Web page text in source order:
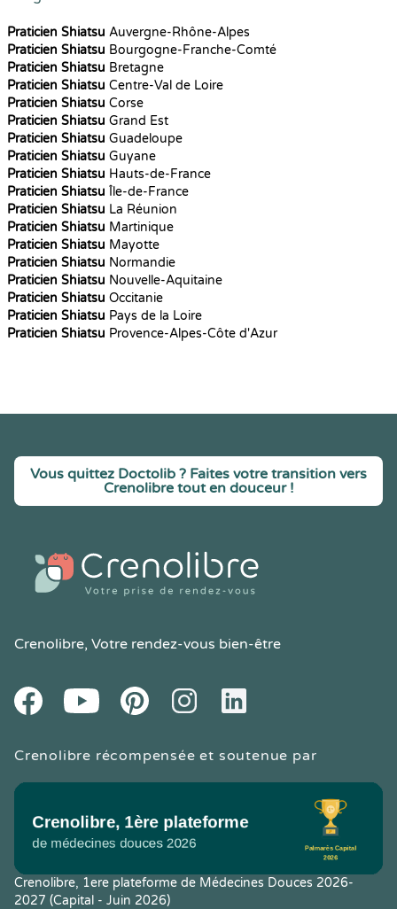
Praticien Shiatsu Auvergne-Rhône-Alpes
Praticien Shiatsu Bourgogne-Franche-Comté
Praticien Shiatsu Bretagne
Praticien Shiatsu Centre-Val de Loire
Praticien Shiatsu Corse
Praticien Shiatsu Grand Est
Praticien Shiatsu Guadeloupe
Praticien Shiatsu Guyane
Praticien Shiatsu Hauts-de-France
Praticien Shiatsu Île-de-France
Praticien Shiatsu La Réunion
Praticien Shiatsu Martinique
Praticien Shiatsu Mayotte
Praticien Shiatsu Normandie
Praticien Shiatsu Nouvelle-Aquitaine
Praticien Shiatsu Occitanie
Praticien Shiatsu Pays de la Loire
Praticien Shiatsu Provence-Alpes-Côte d'Azur
Vous quittez Doctolib ? Faites votre transition vers
Crenolibre tout en douceur !
Crenolibre, Votre rendez-vous bien-être
FacebookYoutube PinteresetInstagramLinkedIn
Crenolibre récompensée et soutenue par
Crenolibre, 1ere plateforme de Médecines Douces 2026-
2027 (Capital - Juin 2026)